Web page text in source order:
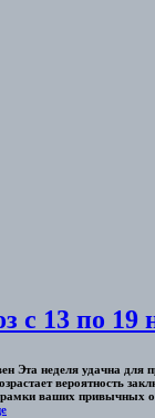
с 13 по 19
Эта неделя удачна для
вероятность
ваших привычных